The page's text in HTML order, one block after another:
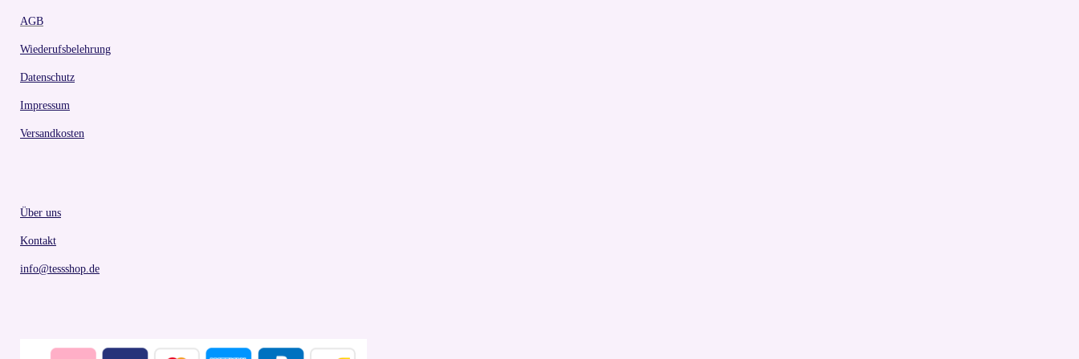
AGB
Wiederufsbelehrung
Datenschutz
Impressum
Versandkosten
Über uns
Kontakt
info@tessshop.de